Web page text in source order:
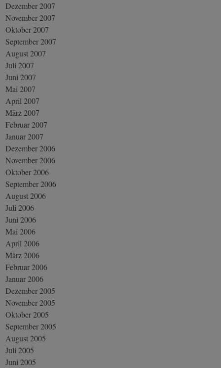
Dezember 2007
November 2007
Oktober 2007
September 2007
August 2007
Juli 2007
Juni 2007
Mai 2007
April 2007
März 2007
Februar 2007
Januar 2007
Dezember 2006
November 2006
Oktober 2006
September 2006
August 2006
Juli 2006
Juni 2006
Mai 2006
April 2006
März 2006
Februar 2006
Januar 2006
Dezember 2005
November 2005
Oktober 2005
September 2005
August 2005
Juli 2005
Juni 2005